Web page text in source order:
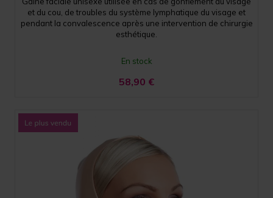
et du cou, de troubles du système lymphatique du visage et
pendant la convalescence après une intervention de chirurgie
esthétique.
En stock
58,90 €